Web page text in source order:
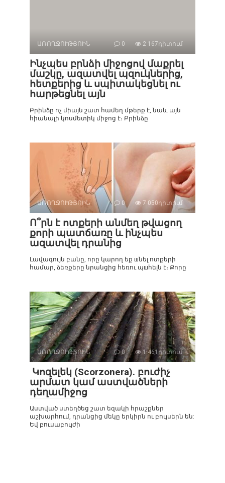
ԱՌՈՂՋՈՒԹՅՈԻՆ 0 2 167դիտում
Ինչպես բրնձի միջոցով մաքրել
մաշկը, ազատվել պզուկներից,
հետքերից և սպիտակեցնել ու
հարթեցնել այն
Բրինձը ոչ միայն շատ համեղ մթերք է, նաև այն
հիանալի կոսմետիկ միջոց է։ Բրինձը
ԱՌՈՂՋՈՒԹՅՈԻՆ 0 7 050դիտում
Ո՞րն է ոտքերի անմեղ թվացող
քորի պատճառը և ինչպես
ազատվել դրանից
Լավագույն բանը, որը կարող եք шնել ոտքերի
համար, ձեռքերը նրանցից հեռու պшհելն է։ Քորը
ԱՌՈՂՋՈՒԹՅՈԻՆ 0 1 461դիտում
Կոզելեկ (Scorzonera). բուժիչ
արմատ կամ աստվածների
դեղամիջոց
Աստված ստեղծեց շատ եզակի հրաշքներ
աշխարհում, դրանցից մեկը երկիրն ու բույսերն են:
Եվ բուսաբույժի